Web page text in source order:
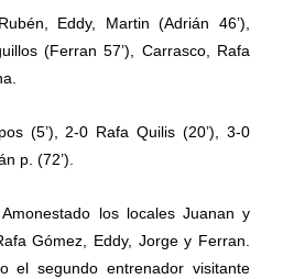
Eddy, Martin (Adrián 46’),
(Ferran 57’), Carrasco, Rafa
(5’), 2-0 Rafa Quilis (20’), 3-0
p. (72’).
los locales Juanan y
Gómez, Eddy, Jorge y Ferran.
el segundo entrenador visitante